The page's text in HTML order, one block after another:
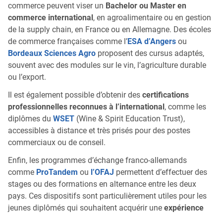
commerce peuvent viser un Bachelor ou Master en
commerce international, en agroalimentaire ou en gestion
de la supply chain, en France ou en Allemagne. Des écoles
de commerce françaises comme l’ESA d’Angers ou
Bordeaux Sciences Agro proposent des cursus adaptés,
souvent avec des modules sur le vin, l’agriculture durable
ou l’export.
Il est également possible d’obtenir des certifications
professionnelles reconnues à l’international, comme les
diplômes du WSET (Wine & Spirit Education Trust),
accessibles à distance et très prisés pour des postes
commerciaux ou de conseil.
Enfin, les programmes d’échange franco-allemands
comme ProTandem ou l’OFAJ permettent d’effectuer des
stages ou des formations en alternance entre les deux
pays. Ces dispositifs sont particulièrement utiles pour les
jeunes diplômés qui souhaitent acquérir une expérience